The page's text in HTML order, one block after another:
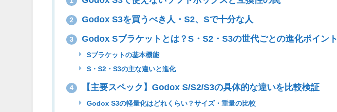
2 Godox S3を買うべき人・S2、Sで十分な人
3 Godox Sブラケットとは？S・S2・S3の世代ごとの進化ポイント
Sブラケットの基本機能
S・S2・S3の主な違いと進化
4 【主要スペック】Godox S/S2/S3の具体的な違いを比較検証
Godox S3の軽量化はどれくらい？サイズ・重量の比較